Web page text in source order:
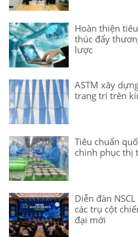
Hoàn thiện
thúc đẩy
lược
ASTM xây
trang trí trên
Tiêu chuẩn
chinh phục thị
Diễn đàn
các trụ cột
đại mới